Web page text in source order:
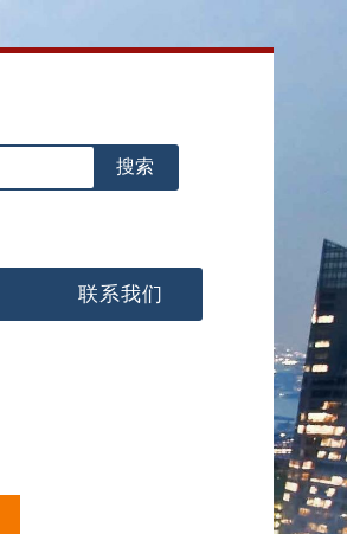
联系我们